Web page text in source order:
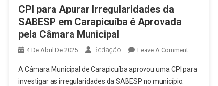
CPI para Apurar Irregularidades da
SABESP em Carapicuíba é Aprovada
pela Câmara Municipal
4 De Abril De 2025 Redação Leave A CommentOn
Para
A Câmara Municipal de Carapicuíba aprovou uma CPI para
investigar as irregularidades da SABESP no município.